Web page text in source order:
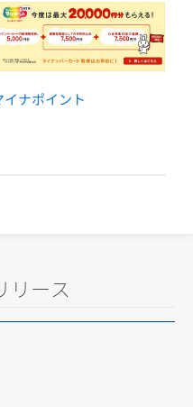
イナポイント
リース